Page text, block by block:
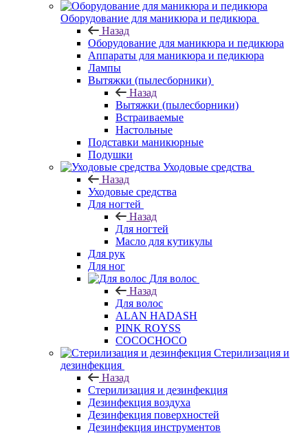
Оборудование для маникюра и педикюра
Назад
Оборудование для маникюра и педикюра
Аппараты для маникюра и педикюра
Лампы
Вытяжки (пылесборники)
Назад
Вытяжки (пылесборники)
Встраиваемые
Настольные
Подставки маникюрные
Подушки
Уходовые средства
Назад
Уходовые средства
Для ногтей
Назад
Для ногтей
Масло для кутикулы
Для рук
Для ног
Для волос
Назад
Для волос
ALAN HADASH
PINK ROYSS
COCOCHOCO
Стерилизация и
дезинфекция
Назад
Стерилизация и дезинфекция
Дезинфекция воздуха
Дезинфекция поверхностей
Дезинфекция инструментов